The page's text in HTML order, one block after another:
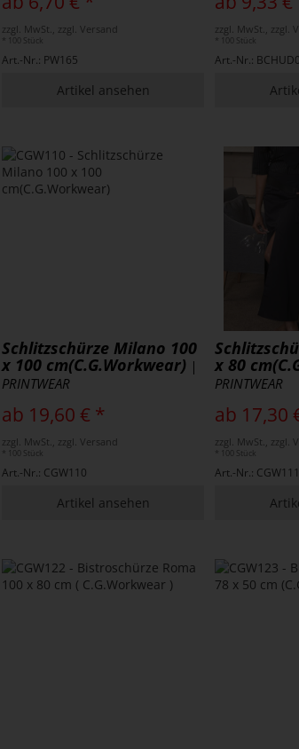
zzgl. MwSt., zzgl. Versand
* 100 Stück
Art.-Nr.: PW165
Artikel ansehen
zzgl. MwSt., zzgl.
* 100 Stück
Art.-Nr.:
Schlitzschürze Milano 100
x 100 cm(C.G.Workwear) |
PRINTWEAR
ab 19,60 € *
zzgl. MwSt., zzgl. Versand
* 100 Stück
Art.-Nr.: CGW110
Artikel ansehen
x 80
PRINTWEAR
ab 17,30
zzgl. MwSt., zzgl.
* 100 Stück
Art.-Nr.: CGW111